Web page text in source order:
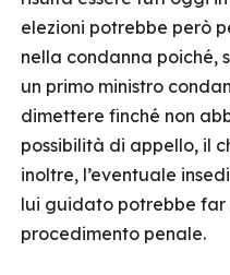
elezioni potrebbe però
nella condanna poiché,
un primo ministro
dimettere finché non
possibilità di appello, il
inoltre, l’eventuale
lui guidato potrebbe
procedimento penale.